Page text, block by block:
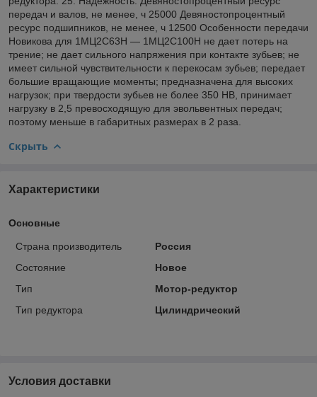
передач и валов, не менее, ч 25000 Девяностопроцентный
ресурс подшипников, не менее, ч 12500 Особенности передачи
Новикова для 1МЦ2С63Н — 1МЦ2С100Н не дает потерь на
трение; не дает сильного напряжения при контакте зубьев; не
имеет сильной чувствительности к перекосам зубьев; передает
большие вращающие моменты; предназначена для высоких
нагрузок; при твердости зубьев не более 350 НВ, принимает
нагрузку в 2,5 превосходящую для эвольвентных передач;
поэтому меньше в габаритных размерах в 2 раза.
Скрыть
Характеристики
Основные
Страна производитель
Россия
Состояние
Новое
Тип
Мотор-редуктор
Тип редуктора
Цилиндрический
Условия доставки